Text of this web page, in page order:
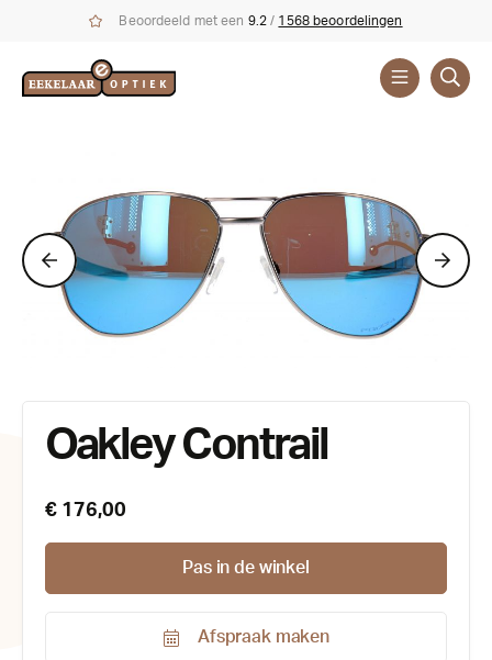
Beoordeeld met een 9.2 / 1568 beoordelingen
Oakley Contrail
€ 176,00
Pas in de winkel
Afspraak maken